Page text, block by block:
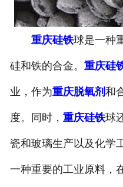
重庆硅铁球是一种
硅和铁的合金。 重庆硅
业，作为重庆脱氧剂和
度。同时， 重庆硅铁球
瓷和玻璃生产以及化学
一种重要的工业原料，